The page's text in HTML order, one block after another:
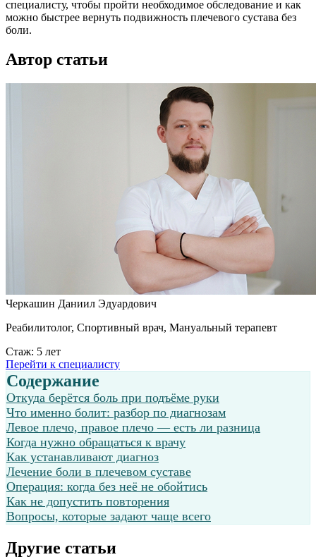
специалисту, чтобы пройти необходимое обследование и как
можно быстрее вернуть подвижность плечевого сустава без
боли.
Автор статьи
Черкашин Даниил Эдуардович
Реабилитолог, Спортивный врач, Мануальный терапевт
Стаж: 5 лет
Перейти к специалисту
Содержание
Откуда берётся боль при подъёме руки
Что именно болит: разбор по диагнозам
Левое плечо, правое плечо — есть ли разница
Когда нужно обращаться к врачу
Как устанавливают диагноз
Лечение боли в плечевом суставе
Операция: когда без неё не обойтись
Как не допустить повторения
Вопросы, которые задают чаще всего
Другие статьи